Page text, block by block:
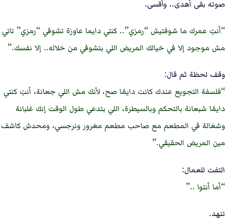
صوته بقى أهدى.. وأقسى.
أنتِ عمرك ما شوفتيش “رمزي”.. كنتي دايما عاوزة تشوفي “رمزي” تاني
مش موجود إلا في خيالك المريض اللي بتشوفي من خلاله.. إلا نفسك.
وقف لحظة ثم قال:
فلسفة التجويع عندك كانت دايمًا صح، لأنك مش اللي جعانة، أنتِ كنتي
دايمًا شبعانة بالتحكم وبالسيطرة، اللي بتدعي طول الوقت إنك غلبانة
وشغالة في المطعم مع صاحب مطعم مغرور ونرجسي، ومحدش كاشف
مين المريض الحقيقي.
التفت للعمال:
أما أنتوا ..
تنهد.